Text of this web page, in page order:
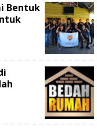
Bentuk